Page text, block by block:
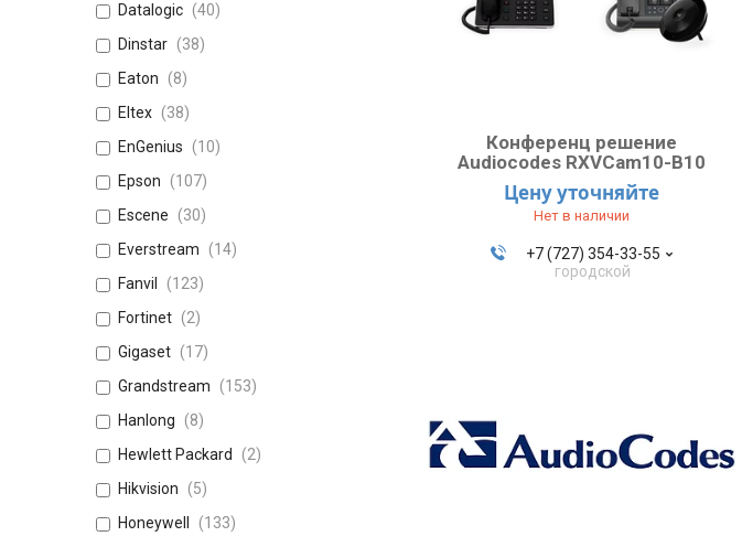
Конференц решение
Audiocodes RXVCam10-B10
Цену уточняйте
Нет в наличии
+7 (727) 354-33-55
городской
Datalogic
40
Dinstar
38
Eaton
8
Eltex
38
EnGenius
10
Epson
107
Escene
30
Everstream
14
Fanvil
123
Fortinet
2
Gigaset
17
Grandstream
153
Hanlong
8
Hewlett Packard
2
Hikvision
5
Honeywell
133